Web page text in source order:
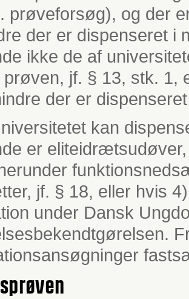
prøveforsøg), og der
der er dispenseret i
ikke de af
prøven, jf. § 13, stk.
der er
kan
er
jf. § 18, eller hvis
under Dansk